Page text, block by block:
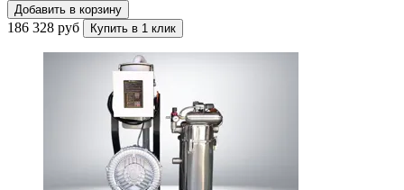
Добавить в корзину
186 328 руб Купить в 1 клик